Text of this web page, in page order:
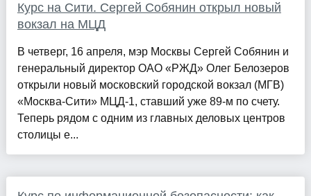
Курс на Сити. Сергей Собянин открыл новый
вокзал на МЦД
В четверг, 16 апреля, мэр Москвы Сергей Собянин и
генеральный директор ОАО «РЖД» Олег Белозеров
открыли новый московский городской вокзал (МГВ)
«Москва-Сити» МЦД-1, ставший уже 89-м по счету.
Теперь рядом с одним из главных деловых центров
столицы е...